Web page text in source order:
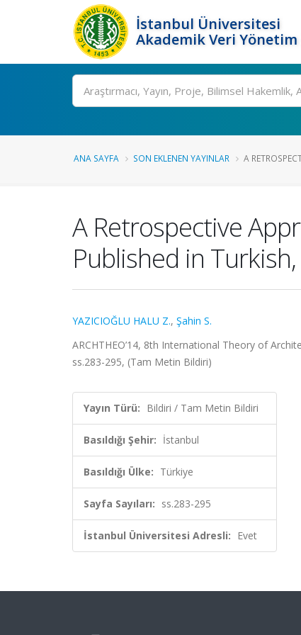
İstanbul Üniversitesi
Akademik Veri Yönetim
Ara
ANA SAYFA SON EKLENEN YAYINLAR A
A Retrospective
Published in
YAZICIOĞLU HALU Z., Şahin S.
ARCHTHEO’14, 8th International Theory of
ss.283-295, (Tam Metin Bildiri)
Yayın Türü: Bildiri / Tam Metin Bildiri
Basıldığı Şehir: İstanbul
Basıldığı Ülke: Türkiye
Sayfa Sayıları: ss.283-295
İstanbul Üniversitesi Adresli: Evet